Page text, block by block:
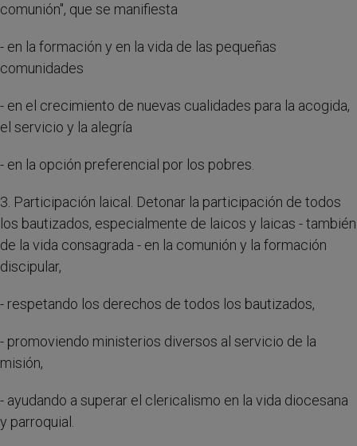
comunión", que se manifiesta
- en la formación y en la vida de las pequeñas
comunidades
- en el crecimiento de nuevas cualidades para la acogida,
el servicio y la alegría
- en la opción preferencial por los pobres.
3. Participación laical. Detonar la participación de todos
los bautizados, especialmente de laicos y laicas - también
de la vida consagrada - en la comunión y la formación
discipular,
- respetando los derechos de todos los bautizados,
- promoviendo ministerios diversos al servicio de la
misión,
- ayudando a superar el clericalismo en la vida diocesana
y parroquial.